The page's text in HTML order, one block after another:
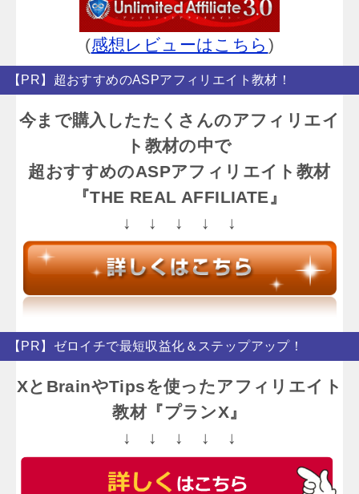
(感想レビューはこちら )
【PR】超おすすめのASPアフィリエイト教材！
今まで購入したたくさんのアフィリエイ
ト教材の中で
超おすすめのASPアフィリエイト教材
『THE REAL AFFILIATE』
↓ ↓ ↓ ↓ ↓
【PR】ゼロイチで最短収益化＆ステップアップ！
XとBrainやTipsを使ったアフィリエイト
教材『プランX』
↓ ↓ ↓ ↓ ↓